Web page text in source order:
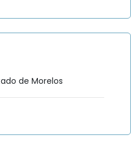
de Morelos